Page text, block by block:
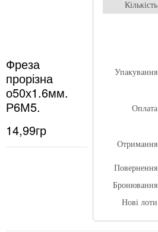
Фреза
прорізна
о50х1.6мм.
Р6М5.
14,99гр
Кількість
Упакування
Оплата
Отримання
Повернення
Бронювання
Нові лоти